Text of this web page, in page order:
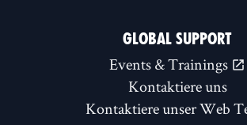
GLOBAL SUPPORT
Events & Trainings
Kontaktiere uns
Kontaktiere unser Web